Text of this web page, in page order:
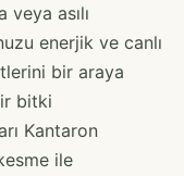
asılı
enerjik ve canlı
bir araya
bitki
Kantaron
ile